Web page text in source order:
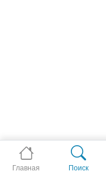
Главная Поиск